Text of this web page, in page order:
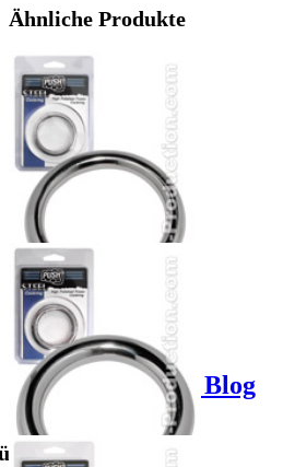
Ähnliche Produkte
Product options
Poppers-Shop.de Blog
mich?